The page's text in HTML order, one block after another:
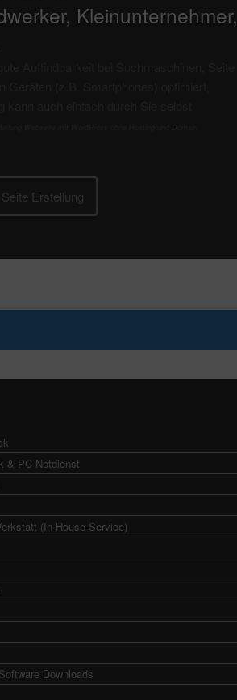
Kleinunternehmer,
Erstellung
& PC Notdienst
(In-House-Service)
Downloads